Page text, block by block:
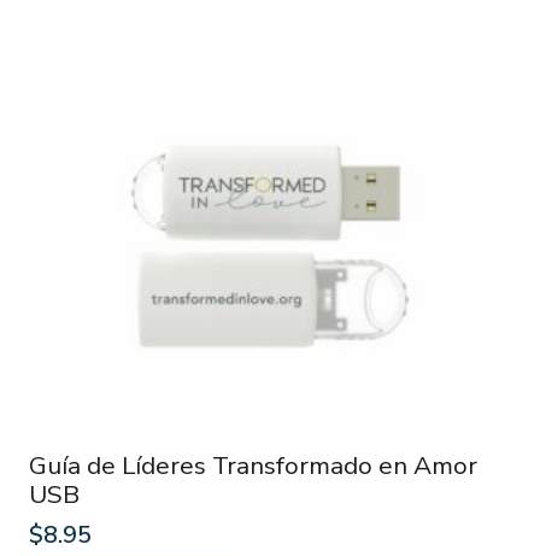
Guía de Líderes Transformado en Amor
USB
$8.95